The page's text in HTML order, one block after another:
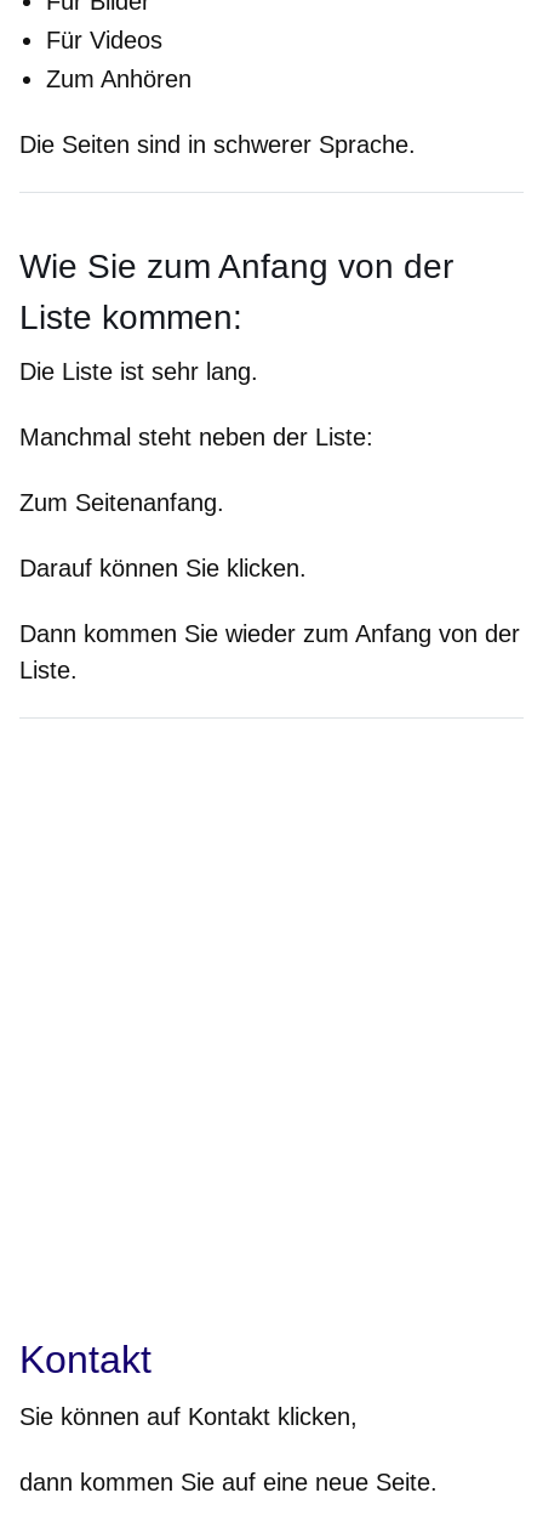
Für Videos
Zum Anhören
Die Seiten sind in schwerer Sprache.
Wie Sie zum Anfang von der
Liste kommen:
Die Liste ist sehr lang.
Manchmal steht neben der Liste:
Zum Seitenanfang.
Darauf können Sie klicken.
Dann kommen Sie wieder zum Anfang von der
Liste.
Kontakt
Sie können auf Kontakt klicken,
dann kommen Sie auf eine neue Seite.